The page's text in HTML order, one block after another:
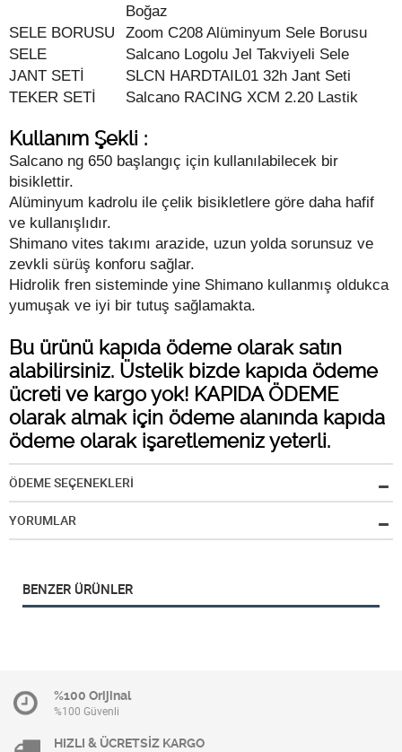
Boğaz
SELE BORUSU
Zoom C208 Alüminyum Sele Borusu
SELE
Salcano Logolu Jel Takviyeli Sele
JANT SETİ
SLCN HARDTAIL01 32h Jant Seti
TEKER SETİ
Salcano RACING XCM 2.20 Lastik
Kullanım Şekli :
Salcano ng 650 başlangıç için kullanılabilecek bir
bisiklettir.
Alüminyum kadrolu ile çelik bisikletlere göre daha hafif
ve kullanışlıdır.
Shimano vites takımı arazide, uzun yolda sorunsuz ve
zevkli sürüş konforu sağlar.
Hidrolik fren sisteminde yine Shimano kullanmış oldukca
yumuşak ve iyi bir tutuş sağlamakta.
Bu ürünü kapıda ödeme olarak satın
alabilirsiniz. Üstelik bizde kapıda ödeme
ücreti ve kargo yok! KAPIDA ÖDEME
olarak almak için ödeme alanında kapıda
ödeme olarak işaretlemeniz yeterli.
ÖDEME SEÇENEKLERİ
YORUMLAR
BENZER ÜRÜNLER
%100 Orijinal
%100 Güvenli
HIZLI & ÜCRETSİZ KARGO